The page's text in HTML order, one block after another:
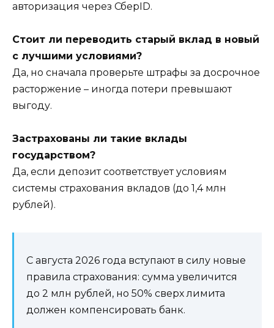
авторизация через СберID.
Стоит ли переводить старый вклад в новый
с лучшими условиями?
Да, но сначала проверьте штрафы за досрочное
расторжение – иногда потери превышают
выгоду.
Застрахованы ли такие вклады
государством?
Да, если депозит соответствует условиям
системы страхования вкладов (до 1,4 млн
рублей).
С августа 2026 года вступают в силу новые
правила страхования: сумма увеличится
до 2 млн рублей, но 50% сверх лимита
должен компенсировать банк.